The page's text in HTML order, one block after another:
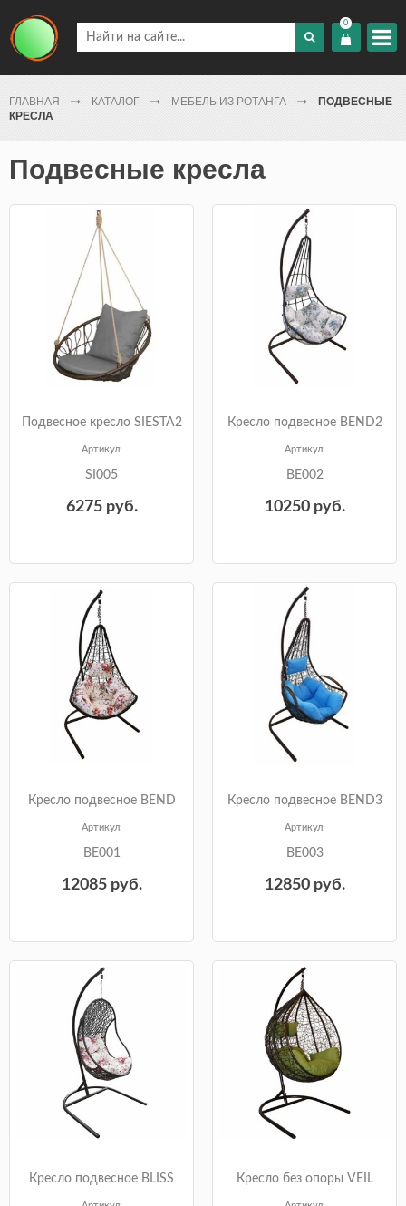
0
ГЛАВНАЯ КАТАЛОГ МЕБЕЛЬ ИЗ РОТАНГА
ПОДВЕСНЫЕ
КРЕСЛА
Подвесные кресла
Подвесное кресло SIESTA2
Артикул:
SI005
6275руб.
Кресло подвесное BEND2
Артикул:
BE002
10250руб.
Кресло подвесное BEND
Артикул:
BE001
12085руб.
Кресло подвесное BEND3
Артикул:
BE003
12850руб.
Кресло подвесное BLISS Кресло без опоры VEIL